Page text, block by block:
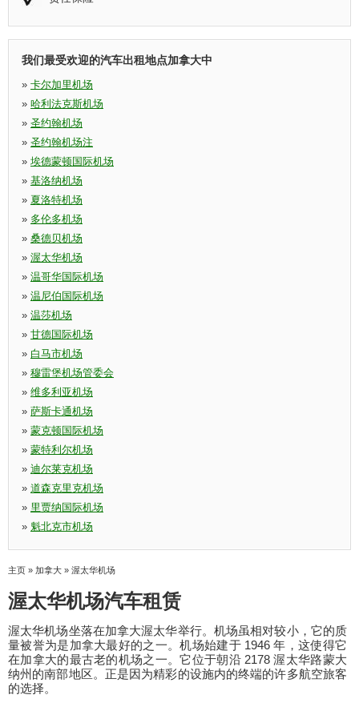
我们最受欢迎的汽车出租地点加拿大中
» 卡尔加里机场
» 哈利法克斯机场
» 圣约翰机场
» 圣约翰机场注
» 埃德蒙顿国际机场
» 基洛纳机场
» 夏洛特机场
» 多伦多机场
» 桑德贝机场
» 渥太华机场
» 温哥华国际机场
» 温尼伯国际机场
» 温莎机场
» 甘德国际机场
» 白马市机场
» 穆雷堡机场管委会
» 维多利亚机场
» 萨斯卡通机场
» 蒙克顿国际机场
» 蒙特利尔机场
» 迪尔莱克机场
» 道森克里克机场
» 里贾纳国际机场
» 魁北克市机场
主页 » 加拿大 » 渥太华机场
渥太华机场汽车租赁
渥太华机场坐落在加拿大渥太华举行。机场虽相对较小，它的质
量被誉为是加拿大最好的之一。机场始建于 1946 年，这使得它
在加拿大的最古老的机场之一。它位于朝沿 2178 渥太华路蒙大
纳州的南部地区。正是因为精彩的设施内的终端的许多航空旅客
的选择。